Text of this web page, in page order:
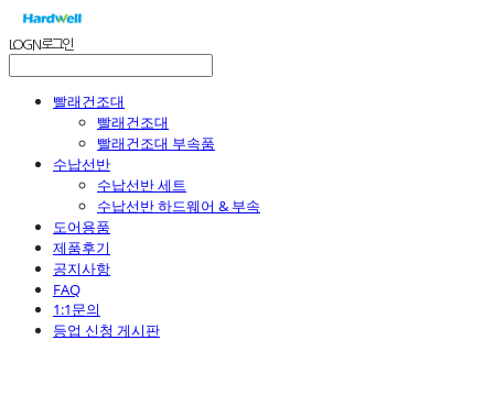
LOG IN로그인
빨래건조대
빨래건조대
빨래건조대 부속품
수납선반
수납선반 세트
수납선반 하드웨어 & 부속
도어용품
제품후기
공지사항
FAQ
1:1문의
등업 신청 게시판